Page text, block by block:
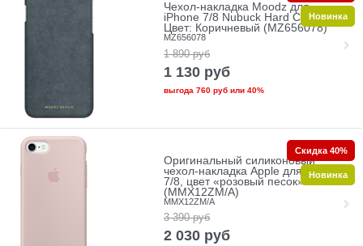
Чехол-накладка Moodz для
iPhone 7/8 Nubuck Hard Coffe
Цвет: Коричневый (MZ656078)
MZ656078
1 890 руб
1 130 руб
выгода 760 рубили 40%
Новинка
Оригинальный силиконовый
чехол-накладка Apple для iPhone
7/8, цвет «розовый песок»
(MMX12ZM/A)
MMX12ZM/A
3 390 руб
2 030 руб
Скидка 40%
Новинка